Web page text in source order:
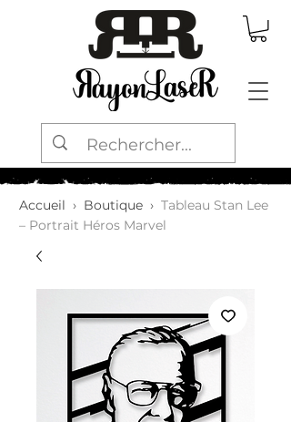
Accueil › Boutique › Tableau Stan Lee
– Portrait Héros Marvel